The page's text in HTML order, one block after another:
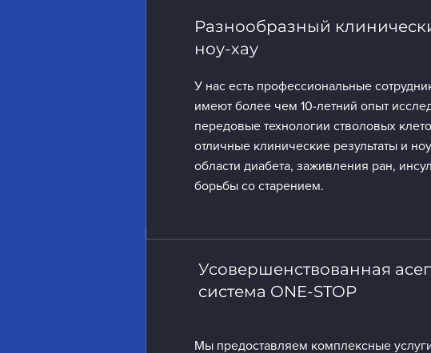
Усовершенствованная
система ONE-STOP
Мы предоставляем комплексные
Разнообразный
ноу-хау
У нас есть профессиональные
имеют более чем 10-летний опыт
передовые технологии стволовых
отличные клинические результаты и
области диабета, заживления ран,
борьбы со старением.